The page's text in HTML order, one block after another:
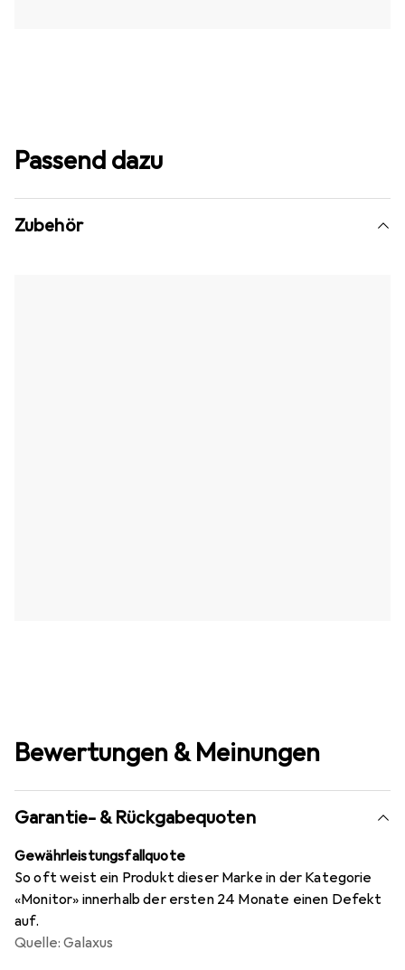
Passend dazu
Zubehör
Bewertungen & Meinungen
Garantie- & Rückgabequoten
Gewährleistungsfallquote
So oft weist ein Produkt dieser Marke in der Kategorie
«Monitor» innerhalb der ersten 24 Monate einen Defekt
auf.
Quelle: Galaxus